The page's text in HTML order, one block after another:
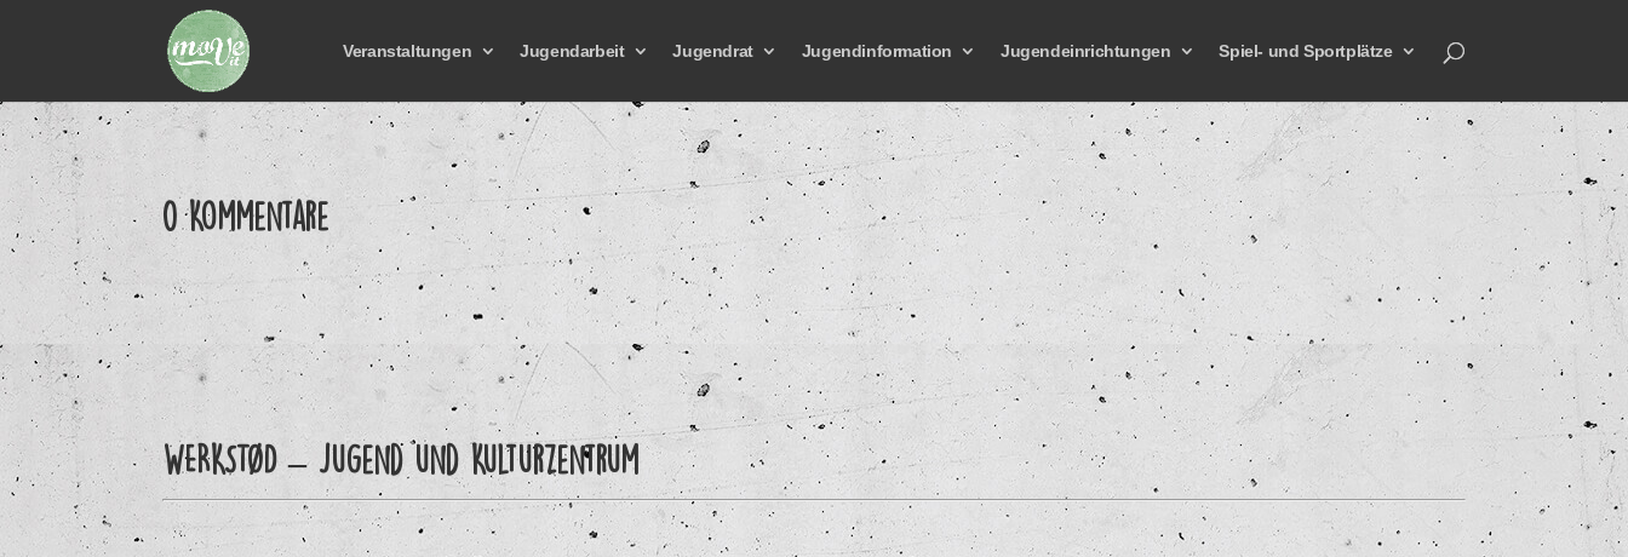
Veranstaltungen Jugendarbeit Jugendrat Jugendinformation Jugendeinrichtungen Spiel- und Sportplätze
0 Kommentare
WERKSTØD – Jugend und Kulturzentrum